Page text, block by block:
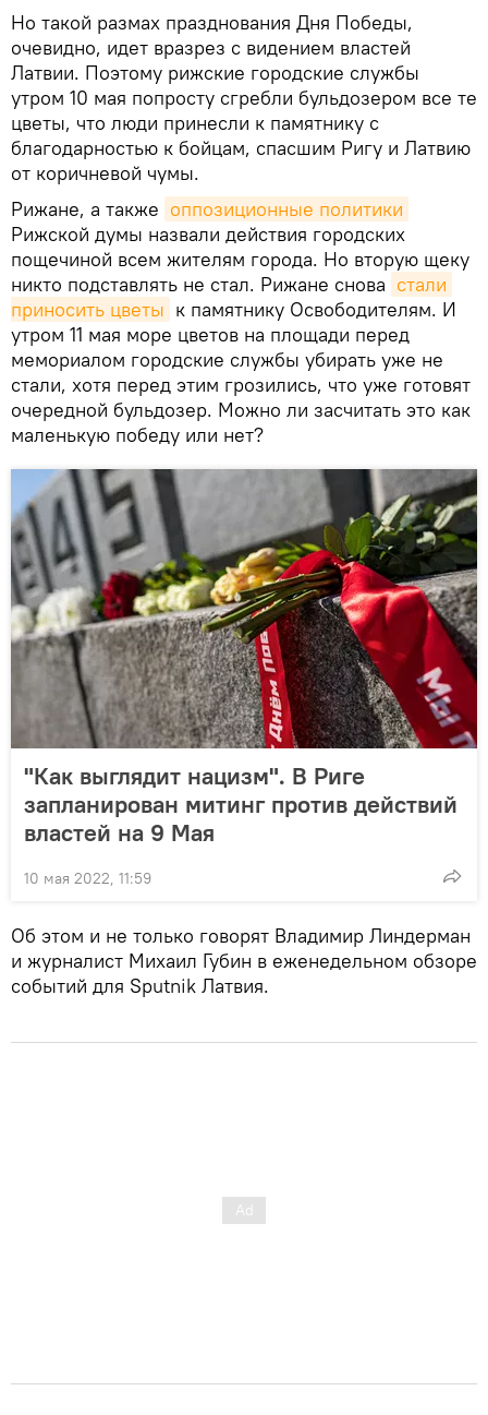
Но такой размах празднования Дня Победы,
очевидно, идет вразрез с видением властей
Латвии. Поэтому рижские городские службы
утром 10 мая попросту сгребли бульдозером все те
цветы, что люди принесли к памятнику с
благодарностью к бойцам, спасшим Ригу и Латвию
от коричневой чумы.
Рижане, а также оппозиционные политики
Рижской думы назвали действия городских
пощечиной всем жителям города. Но вторую щеку
никто подставлять не стал. Рижане снова стали
приносить цветы к памятнику Освободителям. И
утром 11 мая море цветов на площади перед
мемориалом городские службы убирать уже не
стали, хотя перед этим грозились, что уже готовят
очередной бульдозер. Можно ли засчитать это как
маленькую победу или нет?
"Как выглядит нацизм". В Риге
запланирован митинг против действий
властей на 9 Мая
10 мая 2022, 11:59
Об этом и не только говорят Владимир Линдерман
и журналист Михаил Губин в еженедельном обзоре
событий для Sputnik Латвия.